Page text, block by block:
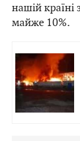
нашій країні
майже 10%.